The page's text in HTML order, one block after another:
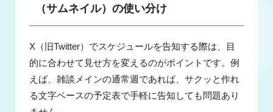
（サムネイル）の使い分け
X（旧Twitter）でスケジュールを告知する際は、目
的に合わせて見せ方を変えるのがポイントです。例
えば、雑談メインの通常週であれば、サクッと作れ
る文字ベースの予定表で手軽に告知しても問題あり